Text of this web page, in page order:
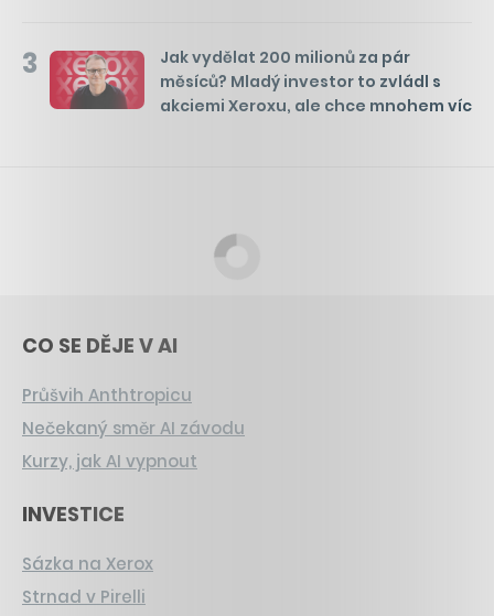
3
Jak vydělat 200 milionů za pár
měsíců? Mladý investor to zvládl s
akciemi Xeroxu, ale chce mnohem víc
CO SE DĚJE V AI
Průšvih Anthtropicu
Nečekaný směr AI závodu
Kurzy, jak AI vypnout
INVESTICE
Sázka na Xerox
Strnad v Pirelli